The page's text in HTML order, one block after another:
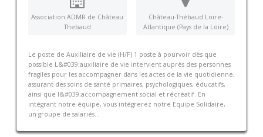
Association ADMR de Château
Thebaud
Château-Thébaud Loire-
Atlantique (Pays de la Loire)
Le poste de Auxiliaire de vie (H/F) 1 poste à pourvoir dès que
possible L&#039;auxiliaire de vie intervient auprès des personnes
fragiles pour les accompagner dans les actes de la vie quotidienne,
assurant des soins de santé primaires, psychologiques, éducatifs,
ainsi que l&#039;accompagnement social et récréatif. En
intégrant notre équipe, vous intégrerez notre Equipe Solidaire,
un groupe de salariés...